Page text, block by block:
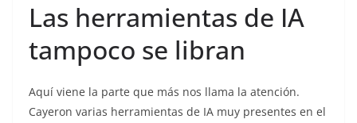
Las herramientas de IA
tampoco se libran
Aquí viene la parte que más nos llama la atención.
Cayeron varias herramientas de IA muy presentes en el